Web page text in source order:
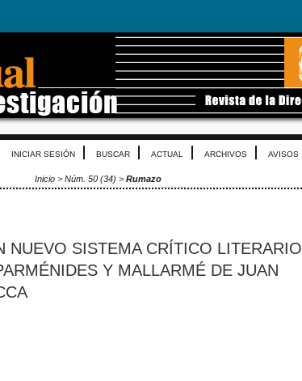
INICIAR SESIÓN BUSCAR ACTUAL ARCHIVOS AVISOS
Inicio> Núm. 50 (34) > Rumazo
NUEVO SISTEMA CRÍTICO LITERARIO
Y MALLARMÉ DE JUAN